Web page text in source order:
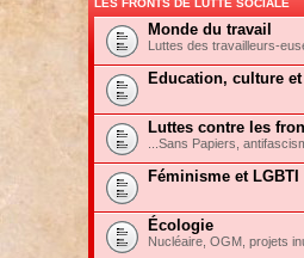
Monde du travail
Luttes des travailleurs-
Education, culture
Luttes contre les
...Sans Papiers,
Féminisme et LGBTI
Écologie
Nucléaire, OGM, projets